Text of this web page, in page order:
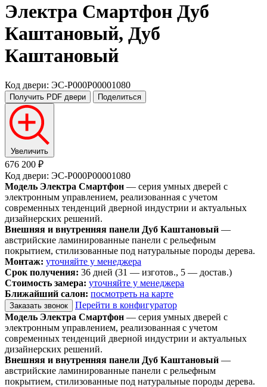
Электра Смартфон Дуб
Каштановый, Дуб
Каштановый
Код двери: ЭС-P000P00001080
Получить PDF двери Поделиться
Увеличить
676 200 ₽
Код двери: ЭС-P000P00001080
Модель Электра Смартфон — серия умных дверей с
электронным управлением, реализованная с учетом
современных тенденций дверной индустрии и актуальных
дизайнерских решений.
Внешняя и внутренняя панели Дуб Каштановый —
австрийские ламинированные панели с рельефным
покрытием, стилизованные под натуральные породы дерева.
Монтаж: уточняйте у менеджера
Срок получения: 36 дней (31 — изготов., 5 — достав.)
Стоимость замера: уточняйте у менеджера
Ближайший салон: посмотреть на карте
Заказать звонок
Перейти в конфигуратор
Модель Электра Смартфон — серия умных дверей с
электронным управлением, реализованная с учетом
современных тенденций дверной индустрии и актуальных
дизайнерских решений.
Внешняя и внутренняя панели Дуб Каштановый —
австрийские ламинированные панели с рельефным
покрытием, стилизованные под натуральные породы дерева.